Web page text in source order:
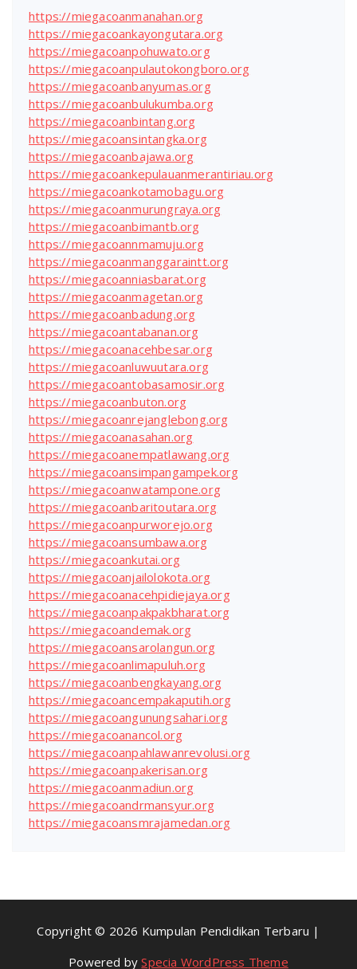
https://miegacoanmanahan.org
https://miegacoankayongutara.org
https://miegacoanpohuwato.org
https://miegacoanpulautokongboro.org
https://miegacoanbanyumas.org
https://miegacoanbulukumba.org
https://miegacoanbintang.org
https://miegacoansintangka.org
https://miegacoanbajawa.org
https://miegacoankepulauanmerantiriau.org
https://miegacoankotamobagu.org
https://miegacoanmurungraya.org
https://miegacoanbimantb.org
https://miegacoannmamuju.org
https://miegacoanmanggaraintt.org
https://miegacoanniasbarat.org
https://miegacoanmagetan.org
https://miegacoanbadung.org
https://miegacoantabanan.org
https://miegacoanacehbesar.org
https://miegacoanluwuutara.org
https://miegacoantobasamosir.org
https://miegacoanbuton.org
https://miegacoanrejanglebong.org
https://miegacoanasahan.org
https://miegacoanempatlawang.org
https://miegacoansimpangampek.org
https://miegacoanwatampone.org
https://miegacoanbaritoutara.org
https://miegacoanpurworejo.org
https://miegacoansumbawa.org
https://miegacoankutai.org
https://miegacoanjailolokota.org
https://miegacoanacehpidiejaya.org
https://miegacoanpakpakbharat.org
https://miegacoandemak.org
https://miegacoansarolangun.org
https://miegacoanlimapuluh.org
https://miegacoanbengkayang.org
https://miegacoancempakaputih.org
https://miegacoangunungsahari.org
https://miegacoanancol.org
https://miegacoanpahlawanrevolusi.org
https://miegacoanpakerisan.org
https://miegacoanmadiun.org
https://miegacoandrmansyur.org
https://miegacoansmrajamedan.org
Copyright © 2026 Kumpulan Pendidikan Terbaru |
Powered bySpecia WordPress Theme